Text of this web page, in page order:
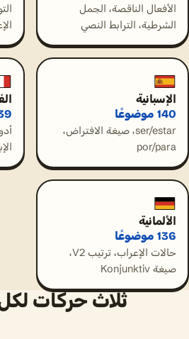
الأفعال الناقصة، الجمل
الشرطية، الترابط النصي
الإسبانية
140 موضوعًا
ser/estar، صيغة الافتراض،
por/para
139
الألمانية
136 موضوعًا
حالات الإعراب، ترتيب V2،
صيغة Konjunktiv
ثلاث حركات